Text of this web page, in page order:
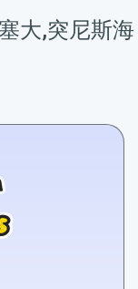
大,突尼斯海